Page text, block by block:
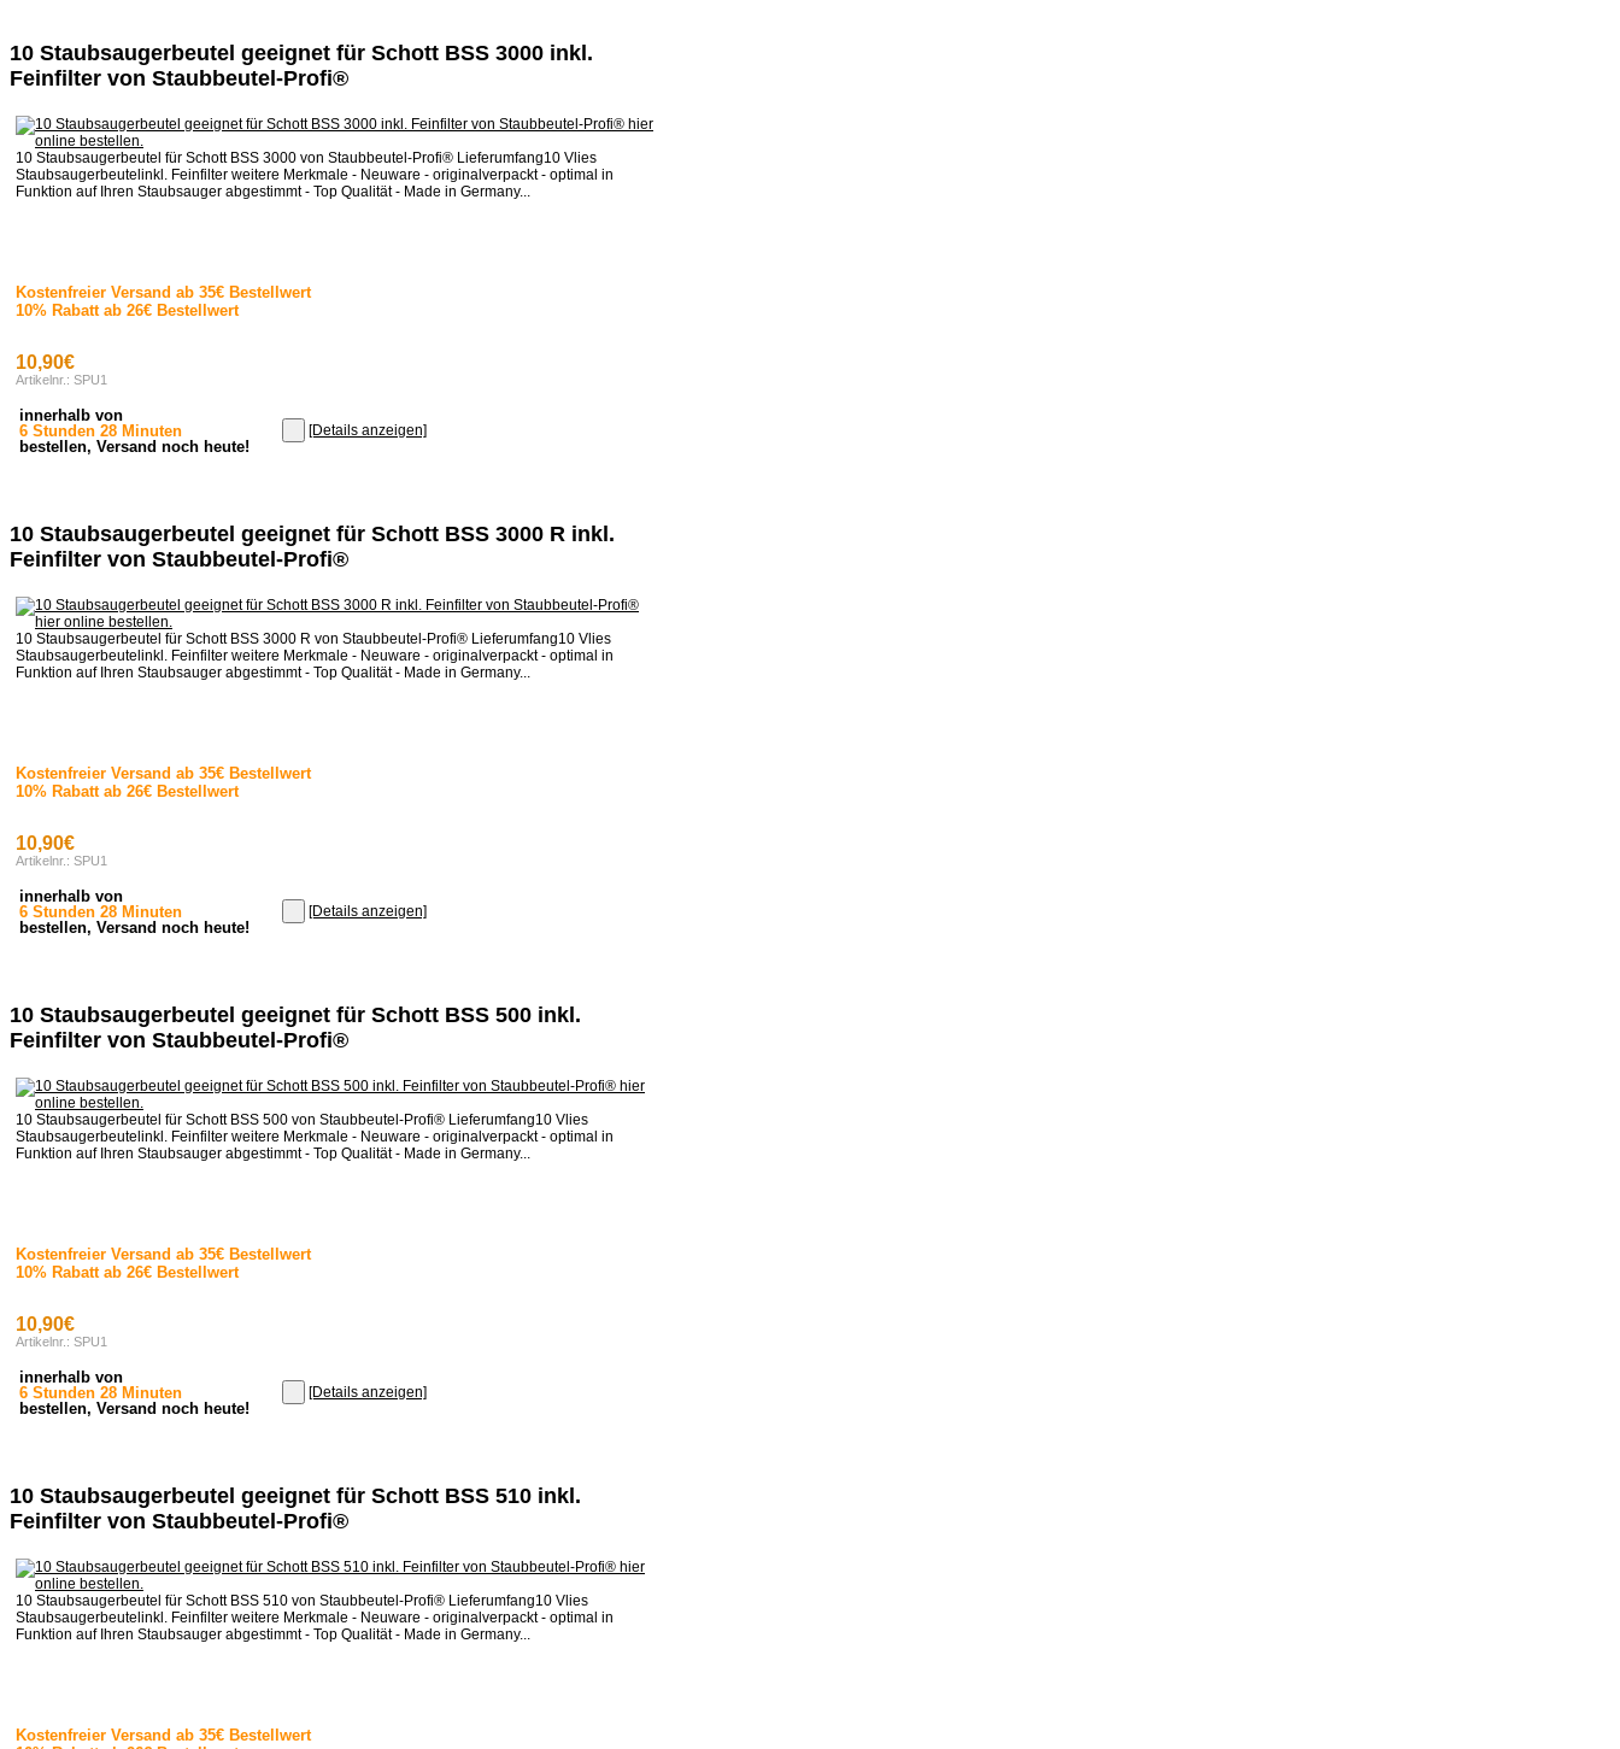
10 Staubsaugerbeutel geeignet für Schott BSS 3000 inkl.
Feinfilter von Staubbeutel-Profi®
10 Staubsaugerbeutel für Schott BSS 3000 von Staubbeutel-Profi® Lieferumfang10 Vlies
Staubsaugerbeutelinkl. Feinfilter weitere Merkmale - Neuware - originalverpackt - optimal in
Funktion auf Ihren Staubsauger abgestimmt - Top Qualität - Made in Germany...
Kostenfreier Versand ab 35€ Bestellwert
10% Rabatt ab 26€ Bestellwert
10,90€
Artikelnr.: SPU1
innerhalb von
6 Stunden 28 Minuten
bestellen, Versand noch heute!
[Details anzeigen]
10 Staubsaugerbeutel geeignet für Schott BSS 3000 R inkl.
Feinfilter von Staubbeutel-Profi®
10 Staubsaugerbeutel für Schott BSS 3000 R von Staubbeutel-Profi® Lieferumfang10 Vlies
Staubsaugerbeutelinkl. Feinfilter weitere Merkmale - Neuware - originalverpackt - optimal in
Funktion auf Ihren Staubsauger abgestimmt - Top Qualität - Made in Germany...
Kostenfreier Versand ab 35€ Bestellwert
10% Rabatt ab 26€ Bestellwert
10,90€
Artikelnr.: SPU1
innerhalb von
6 Stunden 28 Minuten
bestellen, Versand noch heute!
[Details anzeigen]
10 Staubsaugerbeutel geeignet für Schott BSS 500 inkl.
Feinfilter von Staubbeutel-Profi®
10 Staubsaugerbeutel für Schott BSS 500 von Staubbeutel-Profi® Lieferumfang10 Vlies
Staubsaugerbeutelinkl. Feinfilter weitere Merkmale - Neuware - originalverpackt - optimal in
Funktion auf Ihren Staubsauger abgestimmt - Top Qualität - Made in Germany...
Kostenfreier Versand ab 35€ Bestellwert
10% Rabatt ab 26€ Bestellwert
10,90€
Artikelnr.: SPU1
innerhalb von
6 Stunden 28 Minuten
bestellen, Versand noch heute!
[Details anzeigen]
10 Staubsaugerbeutel geeignet für Schott BSS 510 inkl.
Feinfilter von Staubbeutel-Profi®
10 Staubsaugerbeutel für Schott BSS 510 von Staubbeutel-Profi® Lieferumfang10 Vlies
Staubsaugerbeutelinkl. Feinfilter weitere Merkmale - Neuware - originalverpackt - optimal in
Funktion auf Ihren Staubsauger abgestimmt - Top Qualität - Made in Germany...
Kostenfreier Versand ab 35€ Bestellwert